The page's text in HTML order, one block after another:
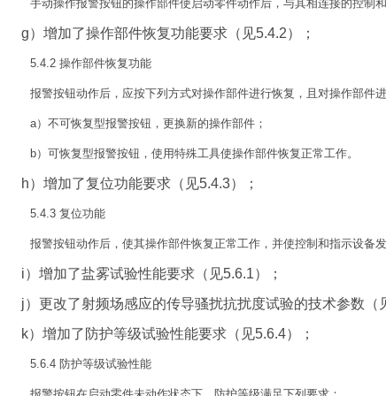
手动操作报警按钮的操作部件使启动零件动作后，与其相连接的控制和
g）增加了操作部件恢复功能要求（见5.4.2）；
5.4.2 操作部件恢复功能
报警按钮动作后，应按下列方式对操作部件进行恢复，且对操作部件进
a）不可恢复型报警按钮，更换新的操作部件；
b）可恢复型报警按钮，使用特殊工具使操作部件恢复正常工作。
h）增加了复位功能要求（见5.4.3）；
5.4.3 复位功能
报警按钮动作后，使其操作部件恢复正常工作，并使控制和指示设备发
i）增加了盐雾试验性能要求（见5.6.1）；
j）更改了射频场感应的传导骚扰抗扰度试验的技术参数（
k）增加了防护等级试验性能要求（见5.6.4）；
5.6.4 防护等级试验性能